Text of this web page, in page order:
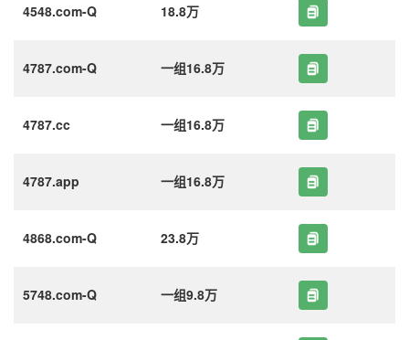
4548.com-Q 18.8万
4787.com-Q 一组16.8万
4787.cc 一组16.8万
4787.app 一组16.8万
4868.com-Q 23.8万
5748.com-Q 一组9.8万